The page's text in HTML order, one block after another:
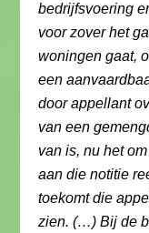
bedrijfsvoering
voor zover het
woningen gaat,
een
door appellant
van een
van is, nu het
aan die notitie
toekomt die
zien. (…) Bij de